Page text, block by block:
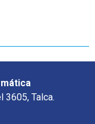
3605, Talca.